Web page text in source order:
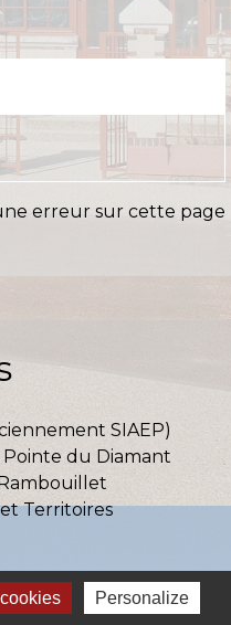
erreur sur cette page
SIAEP)
Pointe du Diamant
Territoires
Personalize